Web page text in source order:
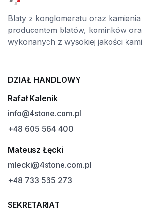
Blaty z konglomeratu oraz
producentem blatów, kominków
wykonanych z wysokiej jakości
DZIAŁ HANDLOWY
Rafał Kalenik
info@4stone.com.pl
+48 605 564 400
Mateusz Łęcki
mlecki@4stone.com.pl
+48 733 565 273
SEKRETARIAT